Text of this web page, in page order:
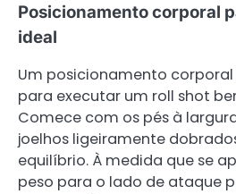
Posicionamento corporal
ideal
Um posicionamento
para executar um roll shot
Comece com os pés à
joelhos ligeiramente
equilíbrio. À medida que se
peso para o lado de ataque